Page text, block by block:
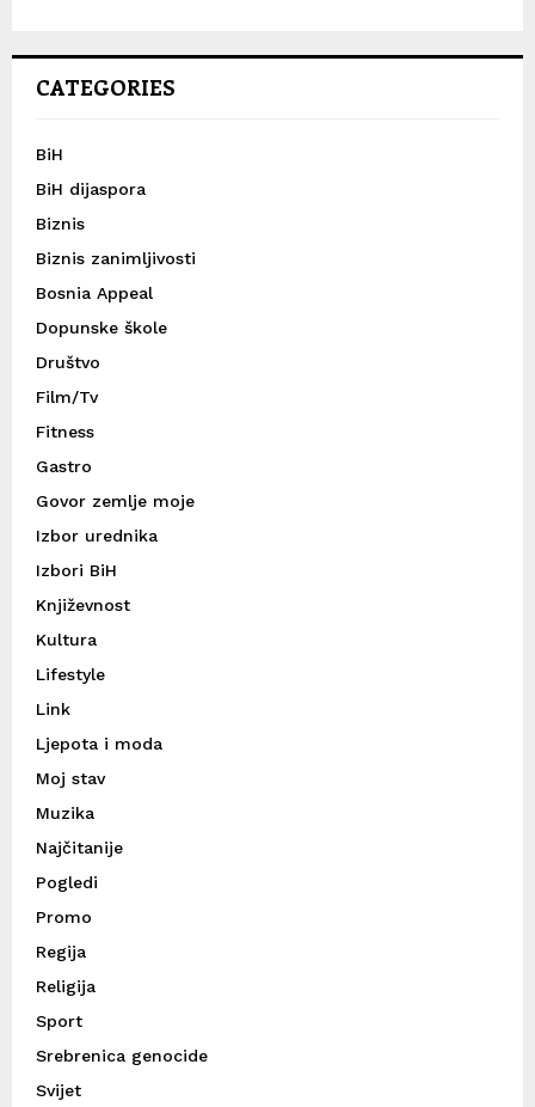
CATEGORIES
BiH
BiH dijaspora
Biznis
Biznis zanimljivosti
Bosnia Appeal
Dopunske škole
Društvo
Film/Tv
Fitness
Gastro
Govor zemlje moje
Izbor urednika
Izbori BiH
Književnost
Kultura
Lifestyle
Link
Ljepota i moda
Moj stav
Muzika
Najčitanije
Pogledi
Promo
Regija
Religija
Sport
Srebrenica genocide
Svijet